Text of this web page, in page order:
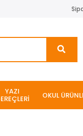
YAZI OKUL